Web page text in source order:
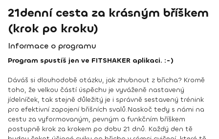
21denní cesta za krásným bříškem
(krok po kroku)
Informace o programu
Program spustíš jen ve FITSHAKER aplikaci. :-)
Dáváš si dlouhodobě otázku, jak zhubnout z břicha? Kromě
toho, že velkou částí úspěchu je vyváženě nastavený
jídelníček, tak stejně důležitý je i správně sestavený trénink
pro efektivní zapojení břišních svalů.Naskoč tedy s námi na
cestu za vyformovaným, pevným a funkčním bříškem
postupně krok za krokem po dobu 21 dnů. Každý den tě